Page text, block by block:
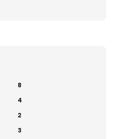
8
4
2
3